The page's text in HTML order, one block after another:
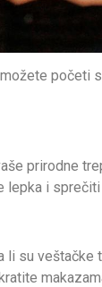
početi
prirodne
lepka i
su veštačke